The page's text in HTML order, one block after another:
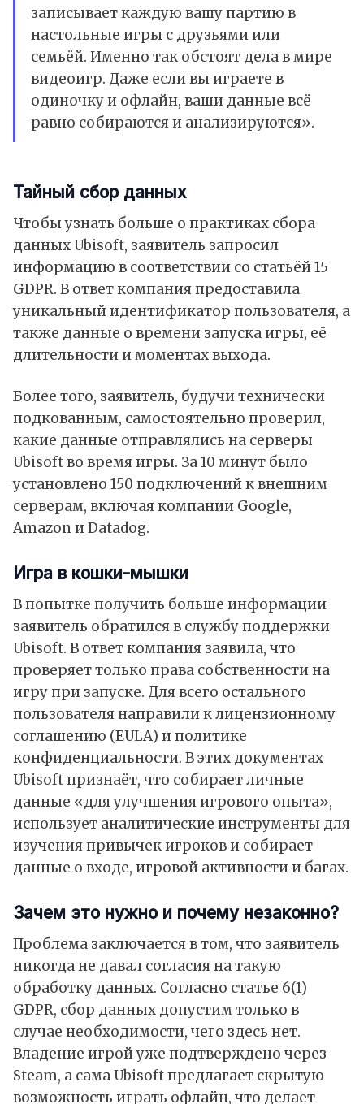
записывает каждую вашу партию в
настольные игры с друзьями или
семьёй. Именно так обстоят дела в мире
видеоигр. Даже если вы играете в
одиночку и офлайн, ваши данные всё
равно собираются и анализируются».
Тайный сбор данных
Чтобы узнать больше о практиках сбора
данных Ubisoft, заявитель запросил
информацию в соответствии со статьёй 15
GDPR. В ответ компания предоставила
уникальный идентификатор пользователя, а
также данные о времени запуска игры, её
длительности и моментах выхода.
Более того, заявитель, будучи технически
подкованным, самостоятельно проверил,
какие данные отправлялись на серверы
Ubisoft во время игры. За 10 минут было
установлено 150 подключений к внешним
серверам, включая компании Google,
Amazonи Datadog.
Игра в кошки-мышки
В попытке получить больше информации
заявитель обратился в службу поддержки
Ubisoft. В ответ компания заявила, что
проверяет только права собственности на
игру при запуске. Для всего остального
пользователя направили к лицензионному
соглашению (EULA) и политике
конфиденциальности. В этих документах
Ubisoft признаёт, что собирает личные
данные «для улучшения игрового опыта»,
использует аналитические инструменты для
изучения привычек игроков и собирает
данные о входе, игровой активности и багах.
Зачем это нужно и почему незаконно?
Проблема заключается в том, что заявитель
никогда не давал согласия на такую
обработку данных. Согласно статье 6(1)
GDPR, сбор данных допустим только в
случае необходимости, чего здесь нет.
Владение игрой уже подтверждено через
Steam, а сама Ubisoft предлагает скрытую
возможность играть офлайн, что делает